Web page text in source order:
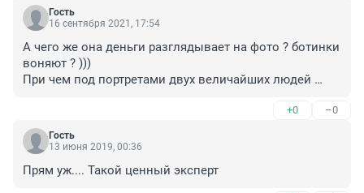
Гость
16 сентября 2021, 17:54
А чего же она деньги разглядывает на фото ? ботинки
воняют ? )))
При чем под портретами двух величайших людей
+0 –0
Гость
13 июня 2019, 00:36
Прям уж.... Такой ценный эксперт